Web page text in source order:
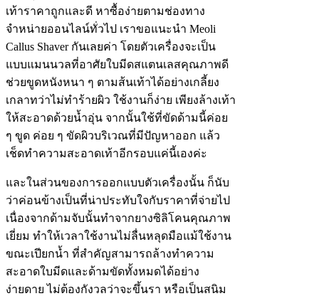
เท้าราคาถูกและดี หาซื้อง่ายตามช่องทาง
จำหน่ายออนไลน์ทั่วไป เราขอแนะนำ Meoli
Callus Shaver กันเลยค่า โดยตัวเครื่องจะเป็น
แบบแมนนวลที่อาศัยใบมีดสแตนเลสคุณภาพดี
ช่วยขูดหนังหนา ๆ ตามส้นเท้าได้อย่างเกลี้ยง
เกลาทว่าไม่ทำร้ายผิว ใช้งานก็ง่าย เพียงล้างเท้า
ให้สะอาดด้วยน้ำอุ่น จากนั้นใช้ที่ขัดด้ามนี้ค่อย
ๆ ขูด ค่อย ๆ ขัดผิวบริเวณที่มีปัญหาออก แล้ว
เช็ดทำความสะอาดเท้าอีกรอบแค่นี้เองค่ะ
และในส่วนของการออกแบบตัวเครื่องนั้น ก็นับ
ว่าค่อนข้างเป็นที่น่าประทับใจกับราคาที่จ่ายไป
เนื่องจากด้ามจับนั้นทำจากยางซิลิโคนคุณภาพ
เยี่ยม ทำให้เวลาใช้งานไม่ลื่นหลุดมือแม้ใช้งาน
ขณะเปียกน้ำ ที่สำคัญสามารถล้างทำความ
สะอาดใบมีดและด้ามขัดทั้งหมดได้อย่าง
ง่ายดาย ไม่ต้องกังวลว่าจะขึ้นรา หรือเป็นสนิม